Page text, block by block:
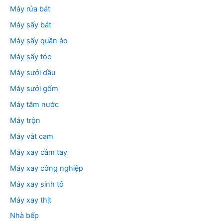
Máy rửa bát
Máy sấy bát
Máy sấy quần áo
Máy sấy tóc
Máy sưởi dầu
Máy sưởi gốm
Máy tăm nước
Máy trộn
Máy vắt cam
Máy xay cầm tay
Máy xay công nghiệp
Máy xay sinh tố
Máy xay thịt
Nhà bếp